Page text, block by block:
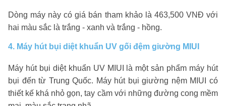
Dòng máy này có giá bán tham khảo là 463,500 VNĐ với
hai màu sắc là trắng - xanh và trắng - hồng.
4. Máy hút bụi diệt khuẩn UV gối đệm giường MIUI
Máy hút bụi diệt khuẩn UV MIUI là một sản phẩm máy hút
bụi đến từ Trung Quốc. Máy hút bụi giường nệm MIUI có
thiết kế khá nhỏ gọn, tay cầm với những đường cong mềm